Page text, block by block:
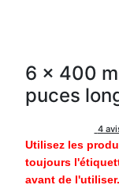
6 x 400
puces
4
Utilisez les
toujours
avant de l'utiliser.